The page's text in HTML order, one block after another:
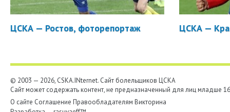
ЦСКА — Ростов, фоторепортаж ЦСКА —
© 2003 — 2026, CSKA.INternet. Cайт болельщиков ЦСКА
Сайт может содержать контент, не предназначенный для лиц младше
О сайте Соглашение Правообладателям Викторина